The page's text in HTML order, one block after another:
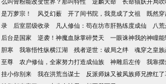
是万萝宗！
风爻幻薮 开了间书院，我竟成了文祖 既然穿
录
后室层级收录 凡人修仙：苟在坊市肝熟练度成仙 八
后台是国家
逆袭！神魔血脉掌碎焚天 一眼诛神我的神瞳
胆寒
我靠悟性纵横江湖 残者逆世：破局之绊 魂穿之皇
至尊
农户修仙，全家努力打造成仙族 神雕后左传 我靠
挂小你别来
我在洪荒当谋士 反派师妹又被凤族师兄撩红